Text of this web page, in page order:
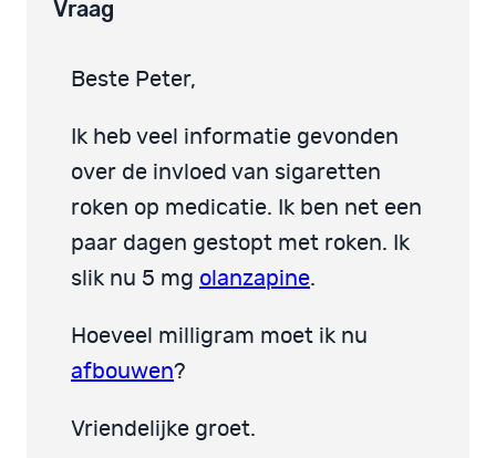
Vraag
Beste Peter,
Ik heb veel informatie gevonden
over de invloed van sigaretten
roken op medicatie. Ik ben net een
paar dagen gestopt met roken. Ik
slik nu 5 mg olanzapine.
Hoeveel milligram moet ik nu
afbouwen?
Vriendelijke groet.